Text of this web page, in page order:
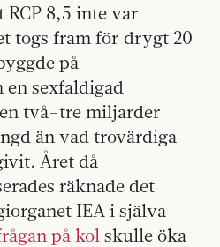
RCP 8,5 inte var
togs fram för drygt 20
på
sexfaldigad
två–tre miljarder
än vad trovärdiga
Året då
räknade det
IEA i själva
på kol skulle öka